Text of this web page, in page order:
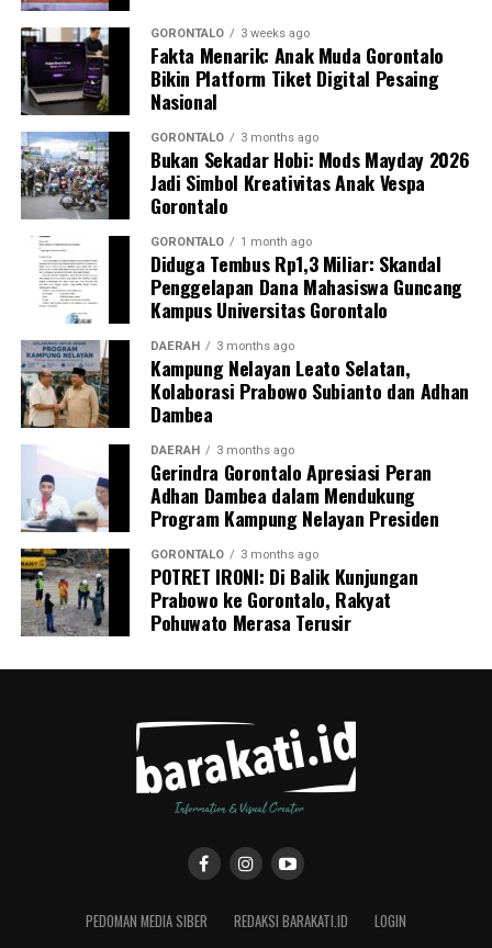
GORONTALO 3 weeks ago
Fakta Menarik: Anak Muda Gorontalo
Bikin Platform Tiket Digital Pesaing
Nasional
GORONTALO 3 months ago
Bukan Sekadar Hobi: Mods Mayday 2026
Jadi Simbol Kreativitas Anak Vespa
Gorontalo
GORONTALO 1 month ago
Diduga Tembus Rp1,3 Miliar: Skandal
Penggelapan Dana Mahasiswa Guncang
Kampus Universitas Gorontalo
DAERAH 3 months ago
Kampung Nelayan Leato Selatan,
Kolaborasi Prabowo Subianto dan Adhan
Dambea
DAERAH 3 months ago
Gerindra Gorontalo Apresiasi Peran
Adhan Dambea dalam Mendukung
Program Kampung Nelayan Presiden
GORONTALO 3 months ago
POTRET IRONI: Di Balik Kunjungan
Prabowo ke Gorontalo, Rakyat
Pohuwato Merasa Terusir
PEDOMAN MEDIA SIBER REDAKSI BARAKATI.ID LOGIN